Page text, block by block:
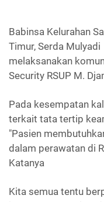
Babinsa Kelurahan
Timur, Serda Mulyadi
melaksanakan
Security RSUP M.
Pada kesempatan
terkait tata tertip
"Pasien
dalam perawatan di
Katanya
Kita semua tentu